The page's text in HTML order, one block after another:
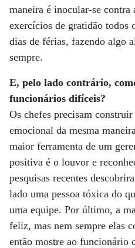
maneira é inocular-se
exercícios de gratidão todos
dias de férias, fazendo algo
sempre.
E, pelo lado contrário,
funcionários difíceis?
Os chefes precisam
emocional da mesma
maior ferramenta de um
positiva é o louvor e
pesquisas recentes
lado uma pessoa tóxica do
uma equipe. Por último, a
feliz, mas nem sempre elas
então mostre ao funcionário